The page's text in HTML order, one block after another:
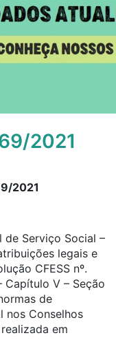
2021
2021
de Serviço Social –
legais e
CFESS nº.
Capítulo V – Seção
de
nos Conselhos
em